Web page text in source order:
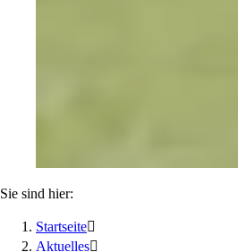
Sie sind hier:
Startseite
Aktuelles